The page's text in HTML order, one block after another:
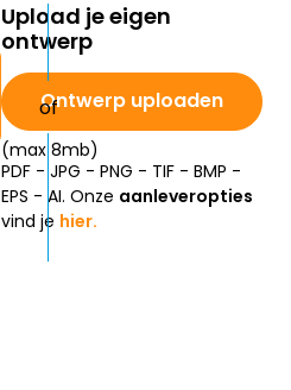
Upload je eigen
ontwerp
Ontwerp uploaden
(max 8mb)
PDF - JPG - PNG - TIF - BMP -
EPS - AI. Onze aanleveropties
vind je hier.